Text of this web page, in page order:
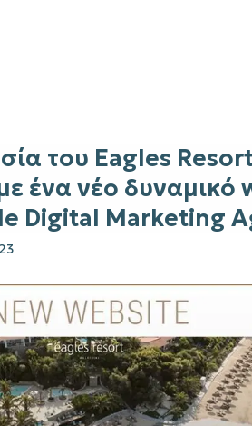
του Eagles
ένα νέο δυναμικό
Digital Marketing